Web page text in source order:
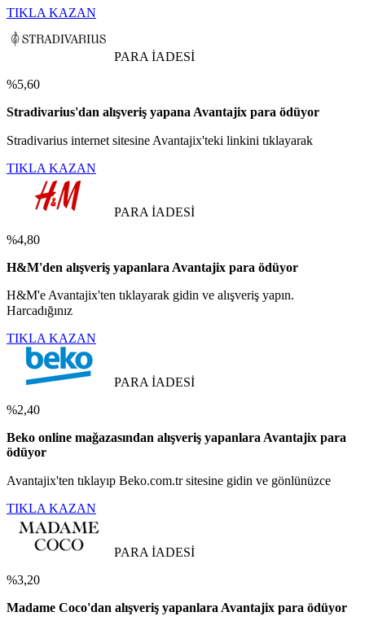
TIKLA KAZAN
PARA İADESİ
%5,60
Stradivarius'dan alışveriş yapana Avantajix para ödüyor
Stradivarius internet sitesine Avantajix'teki linkini tıklayarak
TIKLA KAZAN
PARA İADESİ
%4,80
H&M'den alışveriş yapanlara Avantajix para ödüyor
H&M'e Avantajix'ten tıklayarak gidin ve alışveriş yapın.
Harcadığınız
TIKLA KAZAN
PARA İADESİ
%2,40
Beko online mağazasından alışveriş yapanlara Avantajix para
ödüyor
Avantajix'ten tıklayıp Beko.com.tr sitesine gidin ve gönlünüzce
TIKLA KAZAN
PARA İADESİ
%3,20
Madame Coco'dan alışveriş yapanlara Avantajix para ödüyor